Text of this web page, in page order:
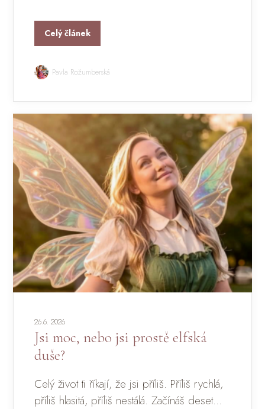
Celý článek
Pavla Rožumberská
26.6. 2026
Jsi moc, nebo jsi prostě elfská
duše?
Celý život ti říkají, že jsi příliš. Příliš rychlá,
příliš hlasitá, příliš nestálá. Začínáš deset...